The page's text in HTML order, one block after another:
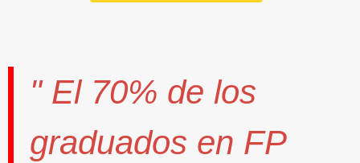
" El 70% de los
graduados en FP